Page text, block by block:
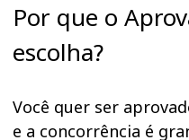
Por que o
escolha?
Você quer ser
e a concorrência é